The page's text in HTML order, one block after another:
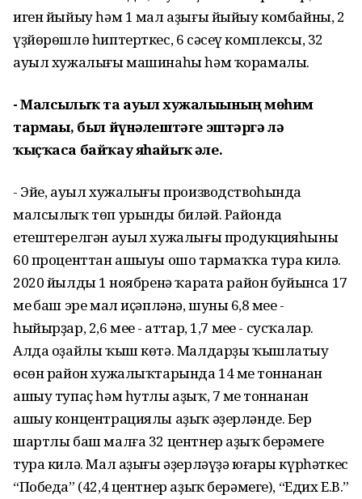
иген йыйыу һәм 1 мал аҙығы йыйыу комбайны, 2
үҙйөрөшлө һиптерткес, 6 сәсеү комплексы, 32
ауыл хужалығы машинаһы һәм ҡорамалы.
- Малсылыҡ та ауыл хужалығының мөһим
тармағы, был йүнәлештәге эштәргә лә
ҡыҫҡаса байҡау яһайыҡ әле.
- Эйе, ауыл хужалығы производствоһында
малсылыҡ төп урынды биләй. Районда
етештерелгән ауыл хужалығы продукцияһының
60 проценттан ашыуы ошо тармаҡҡа тура килә.
2020 йылдың 1 ноябренә ҡарата район буйынса 17
мең баш эре мал иҫәпләнә, шуның 6,8 меңе -
һыйырҙар, 2,6 меңе - аттар, 1,7 меңе - сусҡалар.
Алда оҙайлы ҡыш көтә. Малдарҙы ҡышлатыу
өсөн район хужалыҡтарында 14 мең тоннанан
ашыу тупаҫ һәм һутлы аҙыҡ, 7 мең тоннанан
ашыу концентрациялы аҙыҡ әҙерләнде. Бер
шартлы баш малға 32 центнер аҙыҡ берәмеге
тура килә. Мал аҙығы әҙерләүҙә юғары күрһәткес
“Победа” (42,4 центнер аҙыҡ берәмеге), “Едих Е.В.”